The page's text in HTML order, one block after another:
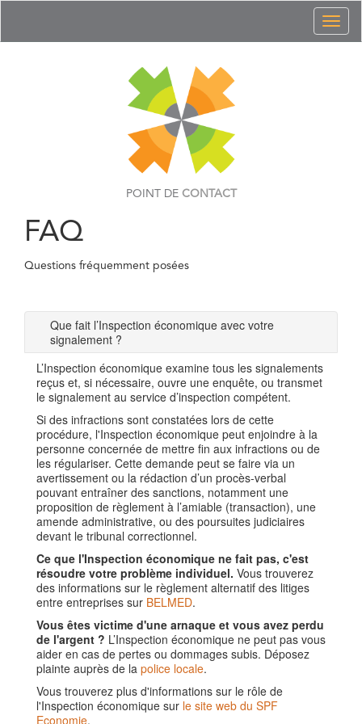
POINT DE CONTACT
FAQ
Questions fréquemment posées
Que fait l’Inspection économique avec votre
signalement ?
L’Inspection économique examine tous les signalements
reçus et, si nécessaire, ouvre une enquête, ou transmet
le signalement au service d’inspection compétent.
Si des infractions sont constatées lors de cette
procédure, l'Inspection économique peut enjoindre à la
personne concernée de mettre fin aux infractions ou de
les régulariser. Cette demande peut se faire via un
avertissement ou la rédaction d’un procès-verbal
pouvant entraîner des sanctions, notamment une
proposition de règlement à l’amiable (transaction), une
amende administrative, ou des poursuites judiciaires
devant le tribunal correctionnel.
Ce que l'Inspection économique ne fait pas, c'est
résoudre votre problème individuel. Vous trouverez
des informations sur le règlement alternatif des litiges
entre entreprises sur BELMED.
Vous êtes victime d'une arnaque et vous avez perdu
de l'argent ? L’Inspection économique ne peut pas vous
aider en cas de pertes ou dommages subis. Déposez
plainte auprès de la police locale.
Vous trouverez plus d'informations sur le rôle de
l'Inspection économique sur le site web du SPF
Economie.